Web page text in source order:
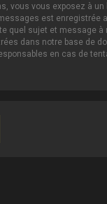
vous vous exposez à
est enregistrée
quel sujet et message à
dans notre base de
en cas de